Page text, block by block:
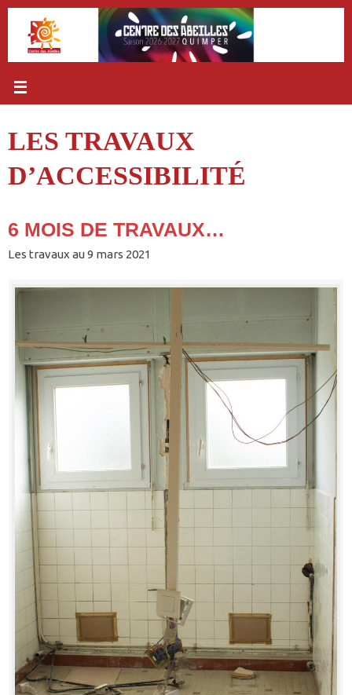
Passer
contenu
LES TRAVAUX
D’ACCESSIBILITÉ
6 MOIS DE TRAVAUX…
Les travaux au 9 mars 2021